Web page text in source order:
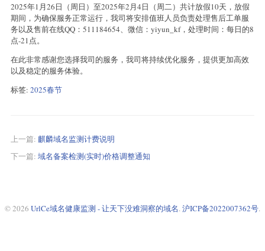
2025年1月26日（周日）至2025年2月4日（周二）共计放假10天，放假
期间，为确保服务正常运行，我司将安排值班人员负责处理售后工单服
务以及售前在线QQ：511184654、微信：yiyun_kf，处理时间：每日的8
点-21点。
在此非常感谢您选择我司的服务，我司将持续优化服务，提供更加高效
以及稳定的服务体验。
标签: 2025春节
上一篇: 麒麟域名监测计费说明
下一篇: 域名备案检测(实时)价格调整通知
© 2026 UrlCe域名健康监测 - 让天下没难洞察的域名. 沪ICP备2022007362号.